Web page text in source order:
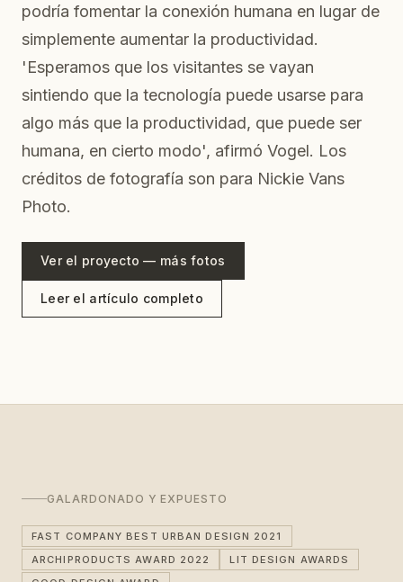
podría fomentar la conexión humana en lugar de
simplemente aumentar la productividad.
'Esperamos que los visitantes se vayan
sintiendo que la tecnología puede usarse para
algo más que la productividad, que puede ser
humana, en cierto modo', afirmó Vogel. Los
créditos de fotografía son para Nickie Vans
Photo.
Ver el proyecto — más fotos
Leer el artículo completo
GALARDONADO Y EXPUESTO
FAST COMPANY BEST URBAN DESIGN 2021
ARCHIPRODUCTS AWARD 2022
LIT DESIGN AWARDS